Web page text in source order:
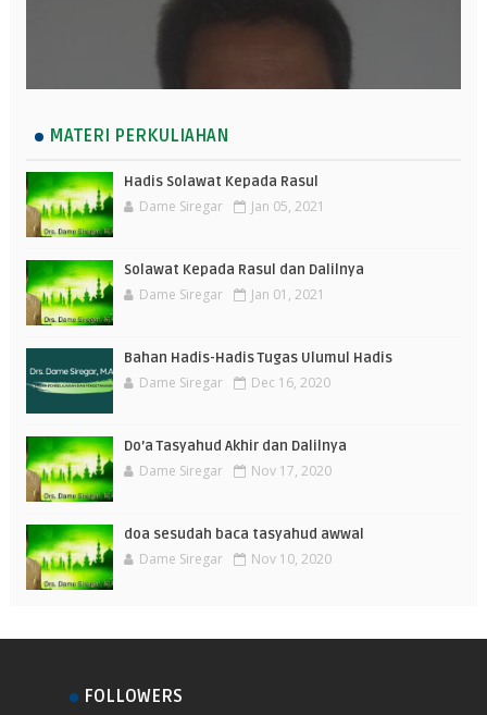
MATERI PERKULIAHAN
Hadis Solawat Kepada Rasul
Dame Siregar Jan 05, 2021
Solawat Kepada Rasul dan Dalilnya
Dame Siregar Jan 01, 2021
Bahan Hadis-Hadis Tugas Ulumul Hadis
Dame Siregar Dec 16, 2020
Do’a Tasyahud Akhir dan Dalilnya
Dame Siregar Nov 17, 2020
doa sesudah baca tasyahud awwal
Dame Siregar Nov 10, 2020
FOLLOWERS